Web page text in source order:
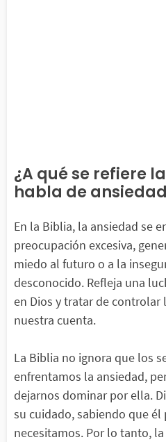
¿A qué se refiere
habla de
En la Biblia, la ansiedad se
preocupación excesiva,
miedo al futuro o a la
desconocido. Refleja una
en Dios y tratar de controlar
nuestra cuenta.
La Biblia no ignora que los
enfrentamos la ansiedad,
dejarnos dominar por ella.
su cuidado, sabiendo que
necesitamos. Por lo tanto,